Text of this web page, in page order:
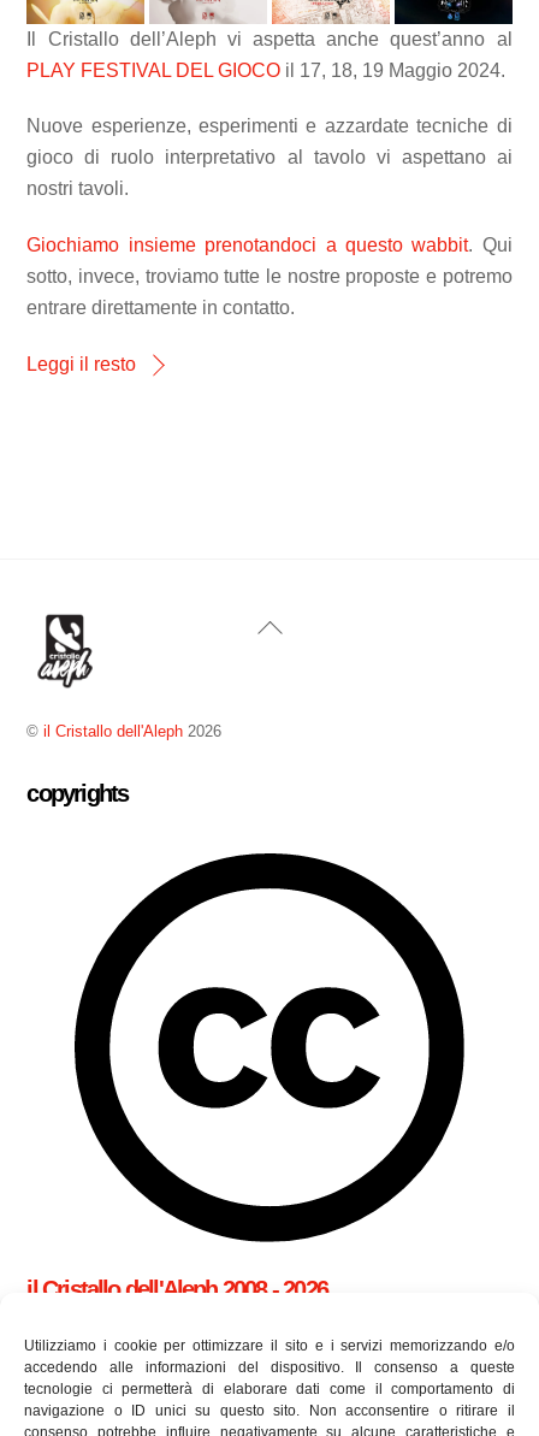
Utilizziamo i cookie per ottimizzare il sito e i servizi memorizzando e/o
accedendo alle informazioni del dispositivo. Il consenso a queste
tecnologie ci permetterà di elaborare dati come il comportamento di
navigazione o ID unici su questo sito. Non acconsentire o ritirare il
consenso potrebbe influire negativamente su alcune caratteristiche e
Il Cristallo dell’Aleph vi aspetta anche quest’anno al
PLAY FESTIVAL DEL GIOCO il 17, 18, 19 Maggio 2024.
Nuove esperienze, esperimenti e azzardate tecniche di
gioco di ruolo interpretativo al tavolo vi aspettano ai
nostri tavoli.
Giochiamo insieme prenotandoci a questo wabbit. Qui
sotto, invece, troviamo tutte le nostre proposte e potremo
entrare direttamente in contatto.
Leggi il resto
Back
©il Cristallo dell'Aleph 2026
copyrights
il Cristallo dell'Aleph 2008 - 2026
cookie policy (UE)
Utilizziamo i cookie per essere sicuri che tu possa avere la